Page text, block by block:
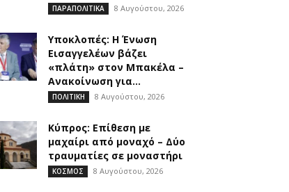
ΠΑΡΑΠΟΛΙΤΙΚΑ 8 Αυγούστου, 2026
Υποκλοπές: Η Ένωση
Εισαγγελέων βάζει
«πλάτη» στον Μπακέλα –
Ανακοίνωση για...
ΠΟΛΙΤΙΚΗ 8 Αυγούστου, 2026
Κύπρος: Επίθεση με
μαχαίρι από μοναχό – Δύο
τραυματίες σε μοναστήρι
ΚΟΣΜΟΣ 8 Αυγούστου, 2026